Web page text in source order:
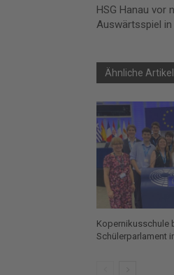
HSG Hanau vor
Auswärtsspiel
Ähnliche Artikel
Kopernikusschule
Schülerparlament